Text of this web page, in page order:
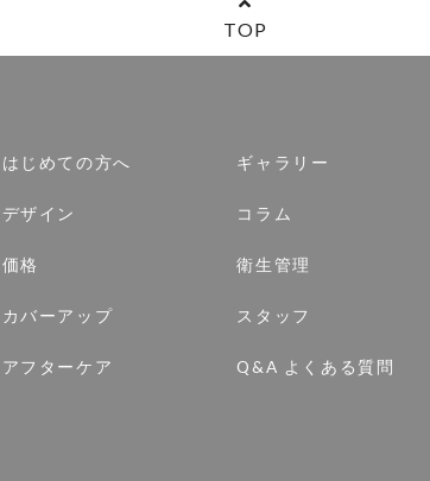
TOP
はじめての方へ
デザイン
価格
カバーアップ
アフターケア
ギャラリー
コラム
衛生管理
スタッフ
Q&A よくある質問